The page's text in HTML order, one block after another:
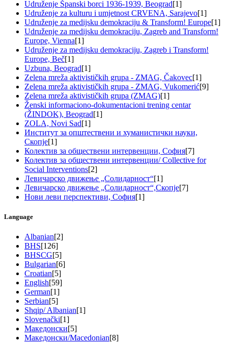
Udruženje Španski borci 1936-1939, Beograd[1]
Udruženje za kulturu i umjetnost CRVENA, Sarajevo[1]
Udruženje za medijsku demokraciju & Transform! Europe[1]
Udruženje za medijsku demokraciju, Zagreb and Transform!
Europe, Vienna[1]
Udruženje za medijsku demokraciju, Zagreb i Transform!
Europe, Beč[1]
Uzbuna, Beograd[1]
Zelena mreža aktivističkih grupa - ZMAG, Čakovec[1]
Zelena mreža aktivističkih grupa - ZMAG, Vukomerić[9]
Zelena mreža aktivističkih grupa (ZMAG)[1]
Ženski informaciono-dokumentacioni trening centar
(ŽINDOK), Beograd[1]
ZOLA, Novi Sad[1]
Институт за општествени и хуманистички науки,
Скопје[1]
Колектив за обществени интервенции, София[7]
Колектив за обществени интервенции/ Collective for
Social Interventions[2]
Левичарско движење „Солидарност“[1]
Левичарско движење „Солидарност“,Скопје[7]
Нови леви перспективи, София[1]
Language
Albanian[2]
BHS[126]
BHSCG[5]
Bulgarian[6]
Croatian[5]
English[59]
German[1]
Serbian[5]
Shqip/ Albanian[1]
Slovenački[1]
Македонски[5]
Македонски/Macedonian[8]